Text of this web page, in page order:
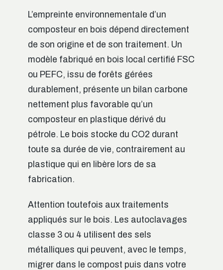
L’empreinte environnementale d’un
composteur en bois dépend directement
de son origine et de son traitement. Un
modèle fabriqué en bois local certifié FSC
ou PEFC, issu de forêts gérées
durablement, présente un bilan carbone
nettement plus favorable qu’un
composteur en plastique dérivé du
pétrole. Le bois stocke du CO2 durant
toute sa durée de vie, contrairement au
plastique qui en libère lors de sa
fabrication.
Attention toutefois aux traitements
appliqués sur le bois. Les autoclavages
classe 3 ou 4 utilisent des sels
métalliques qui peuvent, avec le temps,
migrer dans le compost puis dans votre